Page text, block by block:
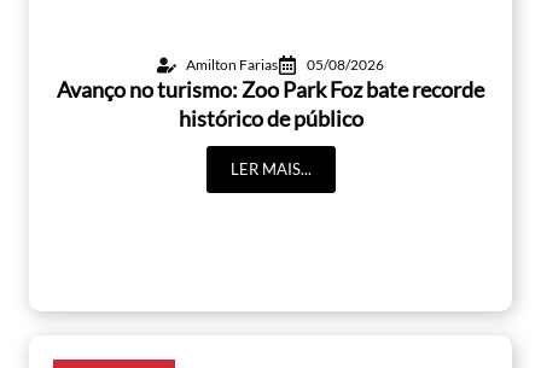
Amilton Farias 05/08/2026
Avanço no turismo: Zoo Park Foz bate recorde
histórico de público
LER MAIS...